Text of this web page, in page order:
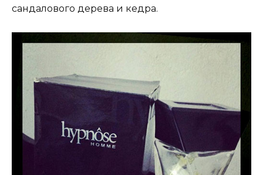
сандалового дерева и кедра.